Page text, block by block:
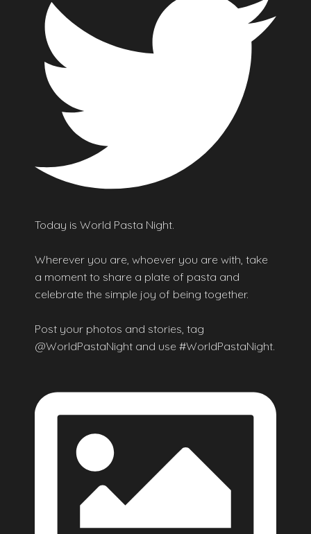
Today is World Pasta Night.
Wherever you are, whoever you are with, take
a moment to share a plate of pasta and
celebrate the simple joy of being together.
Post your photos and stories, tag
@WorldPastaNight and use #WorldPastaNight.